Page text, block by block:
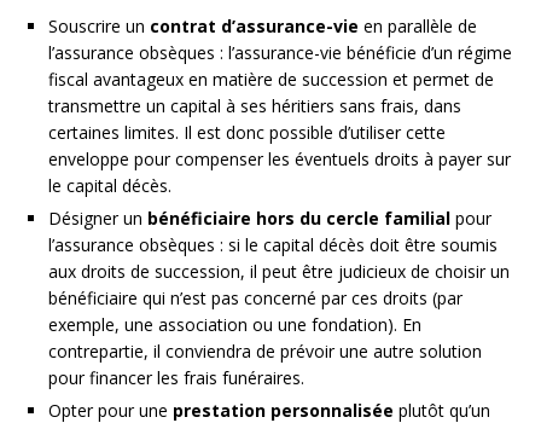
Souscrire un contrat d’assurance-vie en parallèle de
l’assurance obsèques : l’assurance-vie bénéficie d’un régime
fiscal avantageux en matière de succession et permet de
transmettre un capital à ses héritiers sans frais, dans
certaines limites. Il est donc possible d’utiliser cette
enveloppe pour compenser les éventuels droits à payer sur
le capital décès.
Désigner un bénéficiaire hors du cercle familial pour
l’assurance obsèques : si le capital décès doit être soumis
aux droits de succession, il peut être judicieux de choisir un
bénéficiaire qui n’est pas concerné par ces droits (par
exemple, une association ou une fondation). En
contrepartie, il conviendra de prévoir une autre solution
pour financer les frais funéraires.
Opter pour une prestation personnalisée plutôt qu’un